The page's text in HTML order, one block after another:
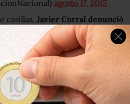
agosto 17, 2015
casillas, Javier Corral denunció
al menos ocho estadospara
Ricardo Anaya.
su voto, el senador con licencia
fotografías de los “acarreos”
Veracruz, Tamaulipas,
Distrito Federal (en Benito